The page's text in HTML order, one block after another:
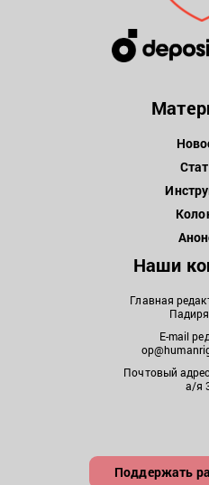
Наши
Главная
E-mail
Почтовый
а/я
Поддержать